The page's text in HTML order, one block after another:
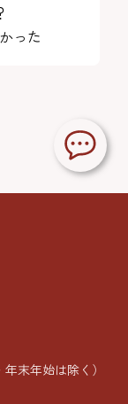
った
年末年始は除く）